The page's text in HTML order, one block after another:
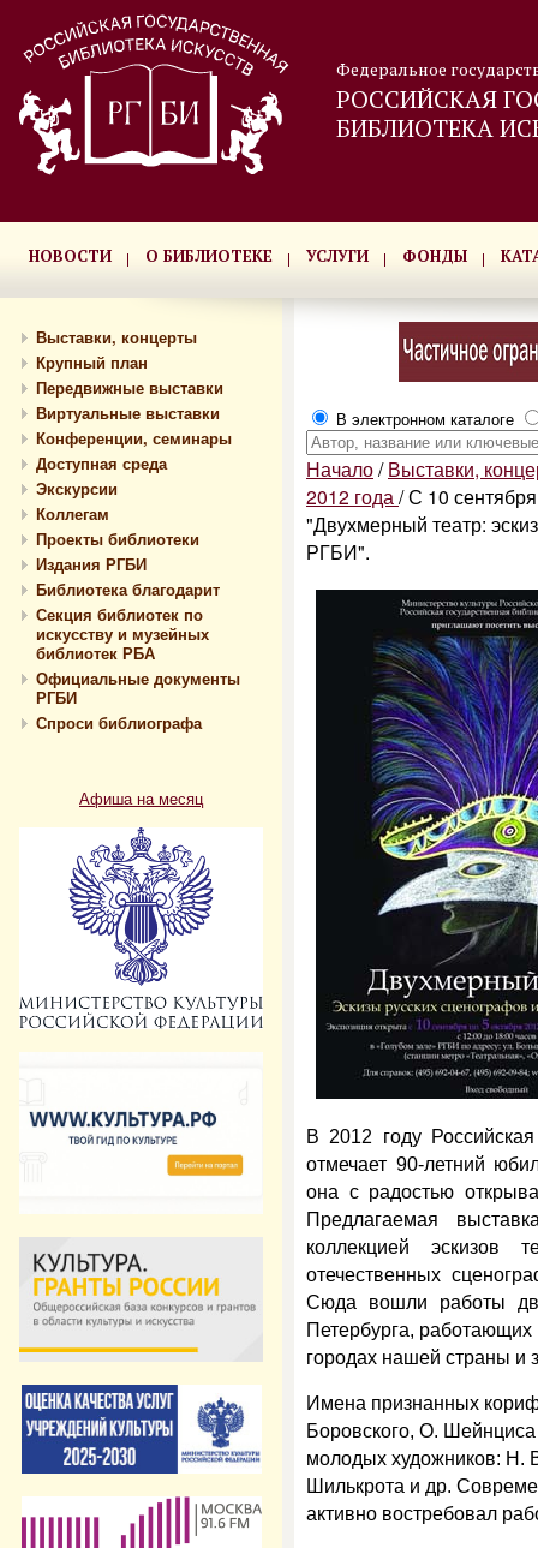
Федеральное
РОССИЙСКАЯ
БИБЛИОТЕКА
НОВОСТИ О БИБЛИОТЕКЕ УСЛУГИ ФОНДЫ
Выставки, концерты
Крупный план
Передвижные выставки
Виртуальные выставки
Конференции, семинары
Доступная среда
Экскурсии
Коллегам
Проекты библиотеки
Издания РГБИ
Библиотека благодарит
Секция библиотек по
искусству и музейных
библиотек РБА
Официальные документы
РГБИ
Спроси библиографа
Афиша на месяц
В электронном каталоге
Начало/ Выставки,
2012 года/С 10
"Двухмерный театр:
РГБИ".
В 2012 году
отмечает 90-летний
она с радостью
Предлагаемая
коллекцией эскизов
отечественных
Сюда вошли работы
Петербурга, работающих
городах нашей страны и
Имена признанных
Боровского, О.
молодых художников: Н.
Шилькрота и др.
активно востребовал